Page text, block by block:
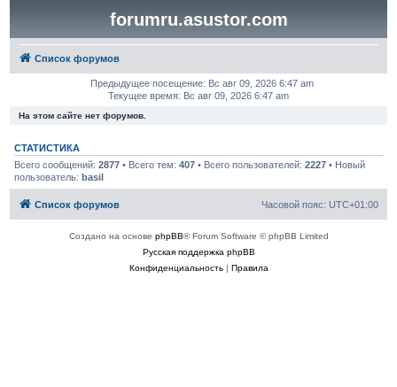
forumru.asustor.com
Список форумов
Предыдущее посещение: Вс авг 09, 2026 6:47 am
Текущее время: Вс авг 09, 2026 6:47 am
На этом сайте нет форумов.
СТАТИСТИКА
Всего сообщений: 2877• Всего тем: 407• Всего пользователей: 2227• Новый
пользователь: basil
Список форумов Часовой пояс: UTC+01:00
Создано на основе phpBB® Forum Software © phpBB Limited
Русская поддержка phpBB
Конфиденциальность| Правила